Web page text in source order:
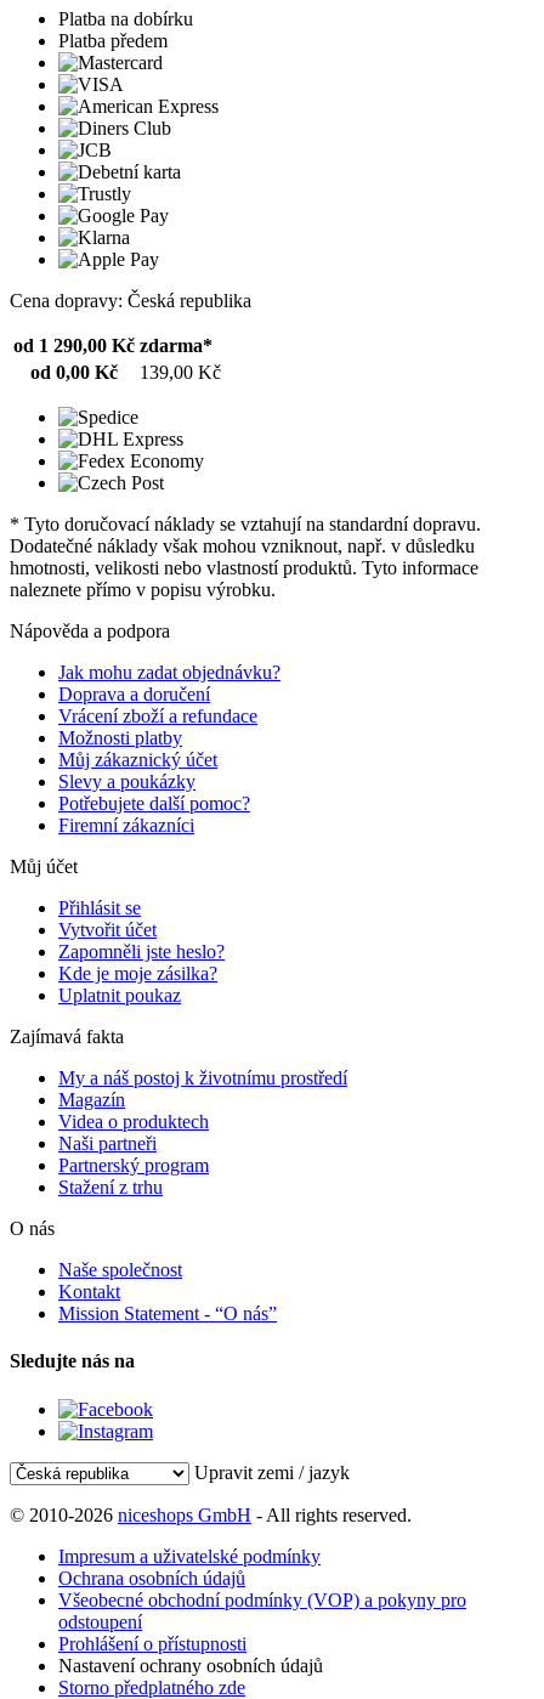
Platba na dobírku
Platba předem
Cena dopravy: Česká republika
od 1 290,00 Kč zdarma*
od 0,00 Kč
139,00 Kč
* Tyto doručovací náklady se vztahují na standardní dopravu.
Dodatečné náklady však mohou vzniknout, např. v důsledku
hmotnosti, velikosti nebo vlastností produktů. Tyto informace
naleznete přímo v popisu výrobku.
Nápověda a podpora
Jak mohu zadat objednávku?
Doprava a doručení
Vrácení zboží a refundace
Možnosti platby
Můj zákaznický účet
Slevy a poukázky
Potřebujete další pomoc?
Firemní zákazníci
Můj účet
Přihlásit se
Vytvořit účet
Zapomněli jste heslo?
Kde je moje zásilka?
Uplatnit poukaz
Zajímavá fakta
My a náš postoj k životnímu prostředí
Magazín
Videa o produktech
Naši partneři
Partnerský program
Stažení z trhu
O nás
Naše společnost
Kontakt
Mission Statement - “O nás”
Sledujte nás na
Upravit zemi / jazyk
© 2010-2026 niceshops GmbH - All rights reserved.
Impresum a uživatelské podmínky
Ochrana osobních údajů
Všeobecné obchodní podmínky (VOP) a pokyny pro
odstoupení
Prohlášení o přístupnosti
Nastavení ochrany osobních údajů
Storno předplatného zde